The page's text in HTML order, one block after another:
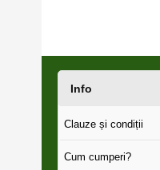
Info
Clauze și condiții
Cum cumperi?